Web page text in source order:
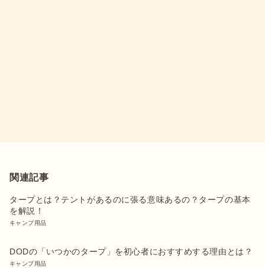
関連記事
タープとは？テントがあるのに張る意味あるの？タープの基本
を解説！
キャンプ用品
DODの「いつかのタープ」を初心者におすすめする理由とは？
キャンプ用品